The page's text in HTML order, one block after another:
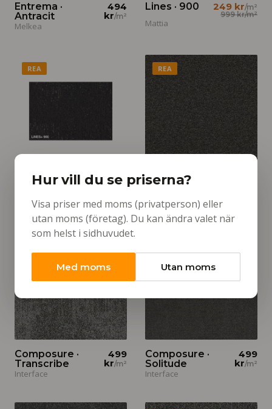
Entrema ·
Antracit
494
kr/m²
Melkea
Lines · 900 249 kr/m²
999 kr/m²
Mattia
REA
Lines+ · 900 286 kr/m²
Mattia
REA
Megaera · 511
Mattia
Composure ·
Transcribe
499
kr/m²
Interface
Composure ·
Solitude
499
kr/m²
Interface
Hur vill du se priserna?
Visa priser med moms (privatperson) eller
utan moms (företag). Du kan ändra valet när
som helst i sidhuvudet.
Med moms Utan moms